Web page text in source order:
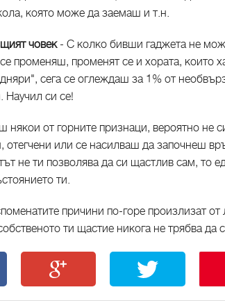
която може да заемаш и т.н.
човек- С колко бивши гаджета не
променяш, променят се и хората, които
сега се оглеждаш за 1% от
Научил си се!
някои от горните признаци, вероятно не
отегчени или се насилваш да започнеш
не ти позволява да си щастлив сам, то
ти.
причини по-горе произлизат от
ти щастие никога не трябва да